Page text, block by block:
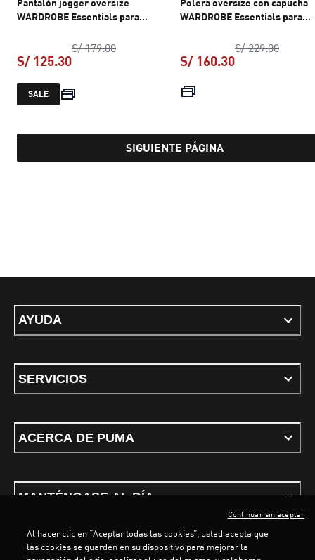
Pantalón jogger oversize
WARDROBE Essentials para
S/ 179.00precio original S/ 179.00
S/ 125.30
precio actual S/ 125.30
SALE
Polera oversize con capucha
WARDROBE Essentials para
S/ 229.00precio
S/ 160.30
SIGUIENTE PÁGINA
AYUDA
SERVICIOS
ACERCA DE PUMA
MANTÉNGASE AL DÍA
Al hacer clic en “Aceptar todas las cookies”, usted acepta que
las cookies se guarden en su dispositivo para mejorar la
Continuar sin aceptar